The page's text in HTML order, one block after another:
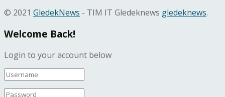
© 2021 GledekNews - TIM IT Gledeknews gledeknews.
Welcome Back!
Login to your account below